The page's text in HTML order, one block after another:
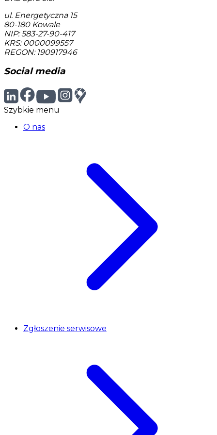
ul. Energetyczna 15
80-180 Kowale
NIP: 583-27-90-417
KRS: 0000099557
REGON: 190917946
Social media
Szybkie menu
O nas
Zgłoszenie serwisowe